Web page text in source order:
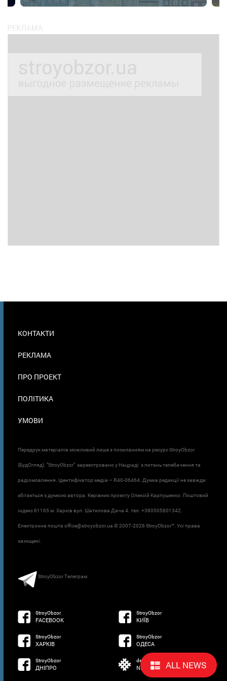
ALL NEWS
В
КОНТАКТИ
РЕКЛАМА
ПРО ПРОЕКТ
ПОЛІТИКА
УМОВИ
Передрук матеріалів можливий лише з посиланням на ресурс StroyObzor
(БудОгляд). "StroyObzor" зареєстровано у Нацраді з питань телебачення та
радіомовлення. Ідентифікатор медіа – R40-06464. Думка редакції не завжди
збігається з думкою автора. Керівник проєкту Олексій Карпушенко. Поштовий
індекс 61165 м. Харків вул. Шатилова Дача 4. тел. +380505801342.
Електронна пошта office@stroyobzor.ua © 2007-2026 StroyObzor™. Усі права
захищені.
StroyObzor Телеграм
StroyObzor
FACEBOOK
StroyObzor
КИЇВ
StroyObzor
ХАРКІВ
StroyObzor
ОДЕСА
StroyObzor
ДНІПРО
developed by
NETSOFTWARE